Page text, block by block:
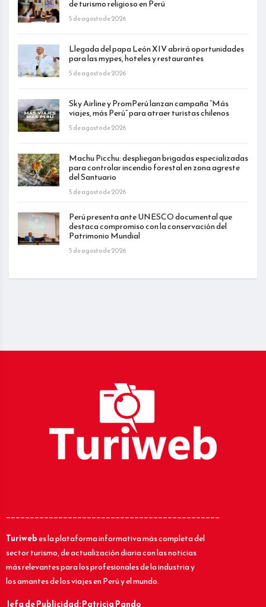
de turismo religioso en Perú
5 de agosto de 2026
Llegada del papa León XIV abrirá oportunidades
para las mypes, hoteles y restaurantes
5 de agosto de 2026
Sky Airline y PromPerú lanzan campaña “Más
viajes, más Perú” para atraer turistas chilenos
5 de agosto de 2026
Machu Picchu: despliegan brigadas especializadas
para controlar incendio forestal en zona agreste
del Santuario
5 de agosto de 2026
Perú presenta ante UNESCO documental que
destaca compromiso con la conservación del
Patrimonio Mundial
5 de agosto de 2026
_____________________________________________
Turiwebes la plataforma informativa más completa del
sector turismo, de actualización diaria con las noticias
más relevantes para los profesionales de la industria y
los amantes de los viajes en Perú y el mundo.
Jefa de Publicidad: Patricia Pando